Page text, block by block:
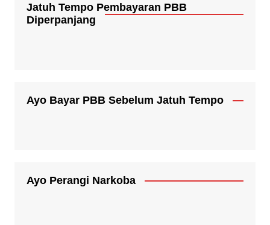
Jatuh Tempo Pembayaran PBB
Diperpanjang
Ayo Bayar PBB Sebelum Jatuh Tempo
Ayo Perangi Narkoba